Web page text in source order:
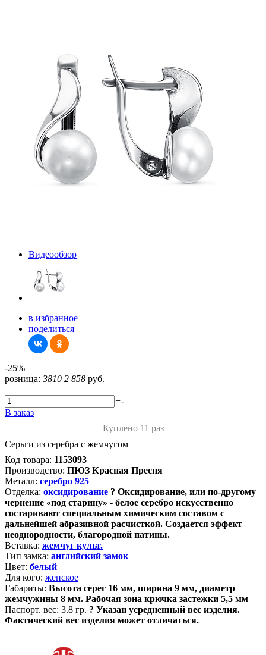
Видеообзор
в избранное
поделиться
-25%
розница: 3810 2 858 руб.
+-
В заказ
Куплено 11 раз
Серьги из серебра с жемчугом
Код товара: 1153093
Производство: ПЮЗ Красная Пресня
Металл: серебро 925
Отделка: оксидирование ? Оксидирование, или по-другому
чернение «под старину» - белое серебро искусственно
состаривают специальным химическим составом с
дальнейшей абразивной расчисткой. Создается эффект
неоднородности, благородной патины.
Вставка: жемчуг культ.
Тип замка: английский замок
Цвет: белый
Для кого: женское
Габариты: Высота серег 16 мм, ширина 9 мм, диаметр
жемчужины 8 мм. Рабочая зона крючка застежки 5,5 мм
Паспорт. вес: 3.8 гр. ? Указан усредненный вес изделия.
Фактический вес изделия может отличаться.